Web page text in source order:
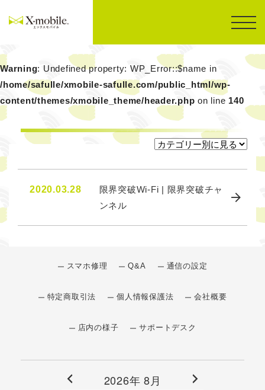
Warning: Undefined property: WP_Error::$name in
/home/safulle/xmobile-safulle.com/public_html/wp-
content/themes/xmobile_theme/header.php on line 140
2020.03.28
限界突破Wi-Fi | 限界突破チャ
ンネル
スマホ修理 Q&A 通信の設定
特定商取引法 個人情報保護法 会社概要
店内の様子 サポートデスク
2026年 8月